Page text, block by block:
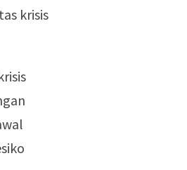
krisis